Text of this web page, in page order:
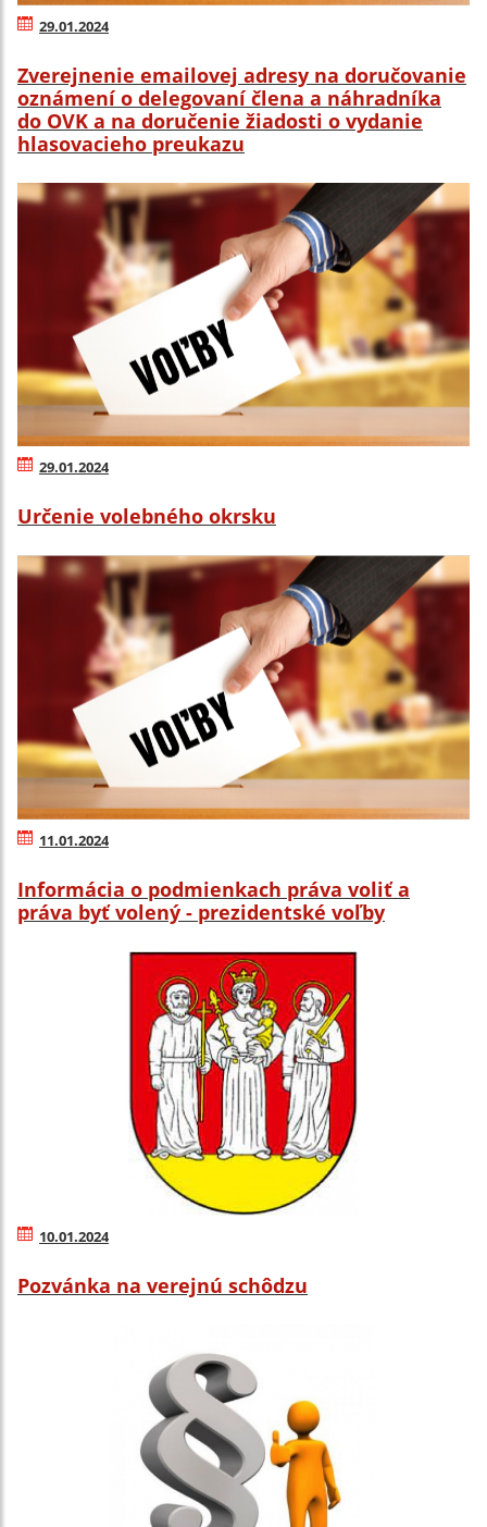
29.01.2024
Zverejnenie emailovej adresy na doručovanie
oznámení o delegovaní člena a náhradníka
do OVK a na doručenie žiadosti o vydanie
hlasovacieho preukazu
29.01.2024
Určenie volebného okrsku
11.01.2024
Informácia o podmienkach práva voliť a
práva byť volený - prezidentské voľby
10.01.2024
Pozvánka na verejnú schôdzu